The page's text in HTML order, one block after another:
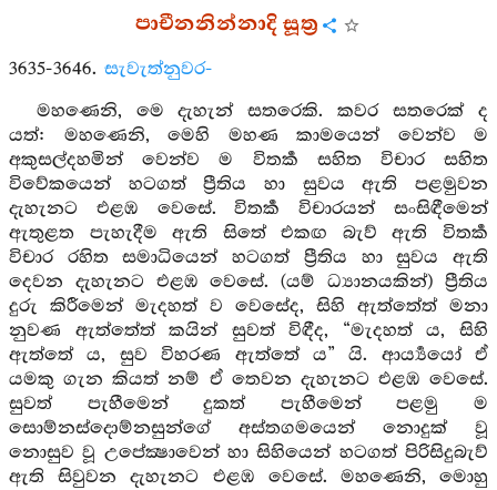
පාචීනනින්නාදි සූත්‍ර
3635-3646. සැවැත්නුවර-
මහණෙනි, මෙ දැහැන් සතරෙකි. කවර සතරෙක් ද
යත්: මහණෙනි, මෙහි මහණ කාමයෙන් වෙන්ව ම
අකුසල්දහමින් වෙන්ව ම විතර්‍ක සහිත විචාර සහිත
විවේකයෙන් හටගත් ප්‍රීතිය හා සුවය ඇති පළමුවන
දැහැනට එළඹ වෙසේ. විතර්‍ක විචාරයන් සංසිඳීමෙන්
ඇතුළත පැහැදීම ඇති සිතේ එකඟ බැව් ඇති විතර්‍ක
විචාර රහිත සමාධියෙන් හටගත් ප්‍රීතිය හා සුවය ඇති
දෙවන දැහැනට එළඹ වෙසේ. (යම් ධ්‍යානයකින්) ප්‍රීතිය
දුරු කිරීමෙන් මැදහත් ව වෙසේද, සිහි ඇත්තේත් මනා
නුවණ ඇත්තේත් කයින් සුවත් විඳීද, “මැදහත් ය, සිහි
ඇත්තේ ය, සුව විහරණ ඇත්තේ ය” යි. ආර්‍ය්‍යයෝ ඒ
යමකු ගැන කියත් නම් ඒ තෙවන දැහැනට එළඹ වෙසේ.
සුවත් පැහීමෙන් දුකත් පැහීමෙන් පළමු ම
සොම්නස්දොම්නසුන්ගේ අස්තගමයෙන් නොදුක් වූ
නොසුව වූ උපේක්‍ෂාවෙන් හා සිහියෙන් හටගත් පිරිසිදුබැව්
ඇති සිවුවන දැහැනට එළඹ වෙසේ. මහණෙනි, මොහු